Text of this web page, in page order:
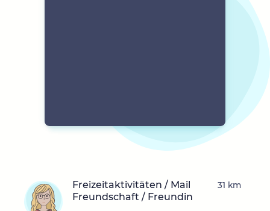
Freizeitaktivitäten / Mail
Freundschaft / Freundin
31 km